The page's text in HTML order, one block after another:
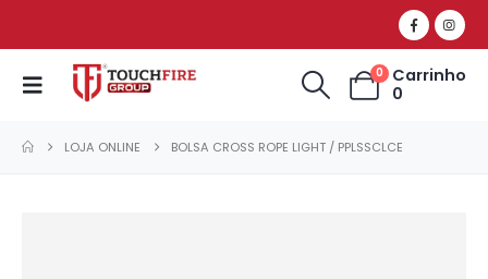
0
Carrinho
0
LOJA ONLINE BOLSA CROSS ROPE LIGHT / PPLSSCLCE